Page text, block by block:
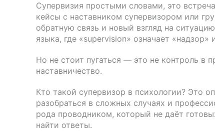
Супервизия простыми словами, это
кейсы с наставником супервизором или
обратную связь и новый взгляд на
языка, где «supervision» означает «надзор»
Но не стоит пугаться — это не контроль в
наставничество.
Кто такой супервизор в психологии? Это
разобраться в сложных случаях и
рода проводником, который не даёт
найти ответы.